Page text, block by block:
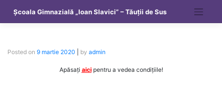
content
Școala Gimnazială „Ioan Slavici” – Tăuții de Sus
Posted on 9 martie 2020 by admin
Apăsați aicipentru a vedea condițiile!